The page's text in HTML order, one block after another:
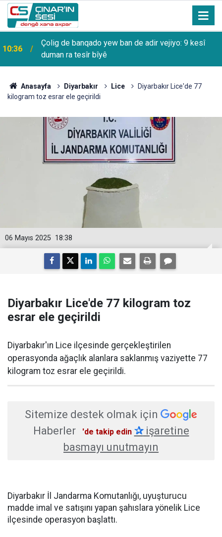
10:36
Çolig de banqado yew ban de adir vejiyo: 9 kesî
duman ra tesîr bîyê
Anasayfa Diyarbakır Lice
Diyarbakır Lice'de 77
kilogram toz esrar ele geçirildi
18:38
06 Mayıs 2025
Diyarbakır Lice'de 77 kilogram toz
esrar ele geçirildi
Diyarbakır'ın Lice ilçesinde gerçekleştirilen
operasyonda ağaçlık alanlara saklanmış vaziyette 77
kilogram toz esrar ele geçirildi.
Sitemize destek olmak için
Haberler
'de takip edin ✰işaretine
basmayı unutmayın
Diyarbakır İl Jandarma Komutanlığı, uyuşturucu
madde imal ve satışını yapan şahıslara yönelik Lice
ilçesinde operasyon başlattı.